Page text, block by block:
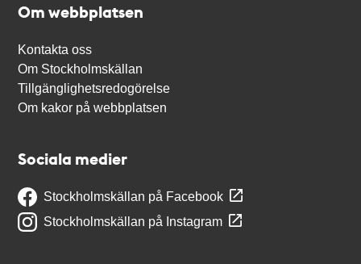
Om webbplatsen
Kontakta oss
Om Stockholmskällan
Tillgänglighetsredogörelse
Om kakor på webbplatsen
Sociala medier
Stockholmskällan på Facebook
Stockholmskällan på Instagram